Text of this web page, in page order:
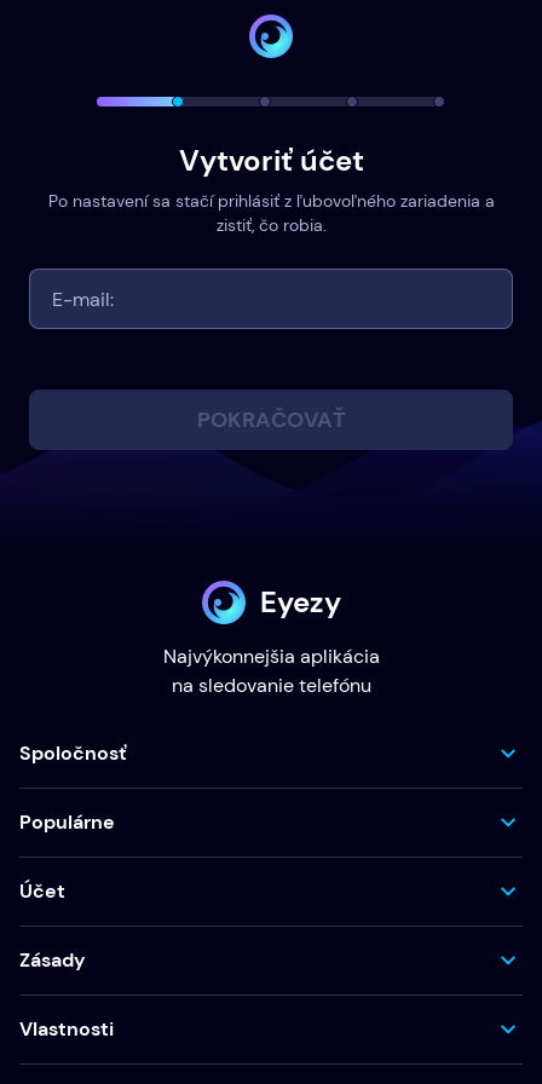
Vytvoriť účet
Po nastavení sa stačí prihlásiť z ľubovoľného zariadenia a
zistiť, čo robia.
POKRAČOVAŤ
Eyezy
Najvýkonnejšia aplikácia
na sledovanie telefónu
Spoločnosť
Populárne
Účet
Zásady
Vlastnosti